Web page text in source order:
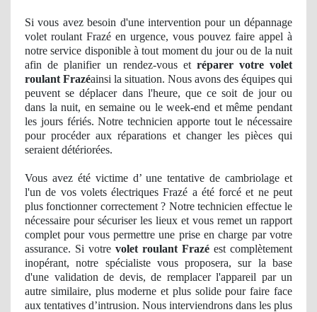
Si vous avez besoin d'une intervention pour un dépannage
volet roulant Frazé en urgence, vous pouvez faire appel à
notre service disponible à tout moment du jour ou de la nuit
afin de planifier un rendez-vous et réparer votre volet
roulant Frazéainsi la situation. Nous avons des équipes qui
peuvent se déplacer dans l'heure, que ce soit de jour ou
dans la nuit, en semaine ou le week-end et même pendant
les jours fériés. Notre technicien apporte tout le nécessaire
pour procéder aux réparations et changer les pièces qui
seraient détériorées.
Vous avez été victime d’ une tentative de cambriolage et
l'un de vos volets électriques Frazé a été forcé et ne peut
plus fonctionner correctement ? Notre technicien effectue le
nécessaire pour sécuriser les lieux et vous remet un rapport
complet pour vous permettre une prise en charge par votre
assurance. Si votre volet roulant Frazé est complètement
inopérant, notre spécialiste vous proposera, sur la base
d'une validation de devis, de remplacer l'appareil par un
autre similaire, plus moderne et plus solide pour faire face
aux tentatives d’intrusion. Nous interviendrons dans les plus